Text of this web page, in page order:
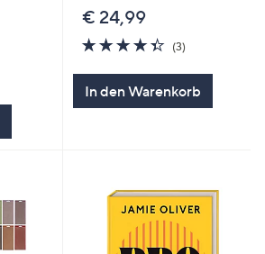
€ 24,99
4.3
von
5
(3)3
In den Warenkorb